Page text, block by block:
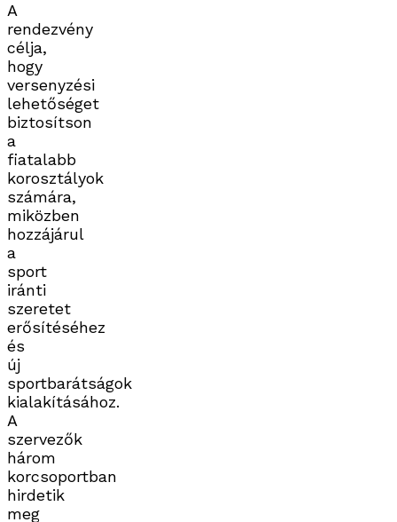
A
rendezvény
célja,
hogy
versenyzési
lehetőséget
biztosítson
a
fiatalabb
korosztályok
számára,
miközben
hozzájárul
a
sport
iránti
szeretet
erősítéséhez
és
új
sportbarátságok
kialakításához.
A
szervezők
három
korcsoportban
hirdetik
meg